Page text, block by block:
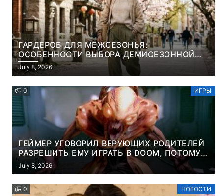
ГАРДЕРОБ ДЛЯ МЕЖСЕЗОНЬЯ:
ОСОБЕННОСТИ ВЫБОРА ДЕМИСЕЗОННОЙ
ПАРКИ И ЭЛЕГАНТНОГО ЖЕНСКОГО ПЛАЩА
July 8, 2026
0 ИГРЫ
ГЕЙМЕР УГОВОРИЛ ВЕРУЮЩИХ РОДИТЕЛЕЙ
РАЗРЕШИТЬ ЕМУ ИГРАТЬ В DOOM, ПОТОМУ
ЧТО ЭТО ХРИСТИАНСКАЯ ИГРА ПРО
УБИЙСТВО ДЕМОНОВ
July 8, 2026
0 НОВОСТИ